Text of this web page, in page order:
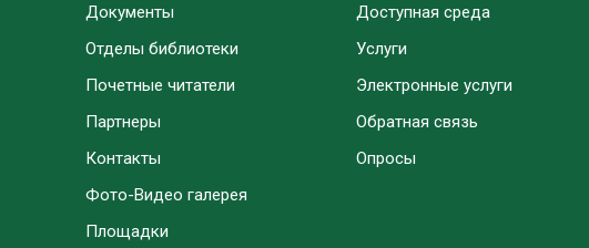
Документы
Отделы библиотеки
Почетные читатели
Партнеры
Контакты
Фото-Видео галерея
Площадки
Доступная среда
Услуги
Электронные услуги
Обратная связь
Опросы